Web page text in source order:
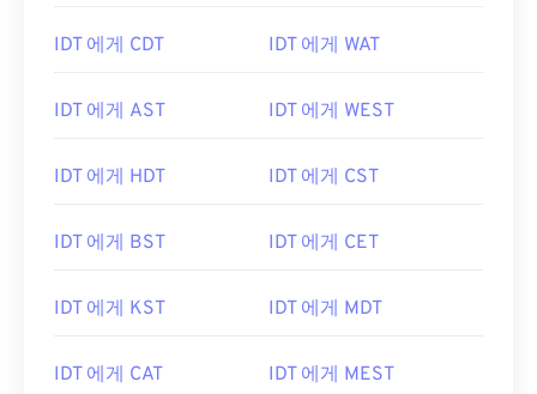
IDT 에게 CDT IDT 에게 WAT
IDT 에게 AST IDT 에게 WEST
IDT 에게 HDT IDT 에게 CST
IDT 에게 BST IDT 에게 CET
IDT 에게 KST IDT 에게 MDT
IDT 에게 CAT IDT 에게 MEST